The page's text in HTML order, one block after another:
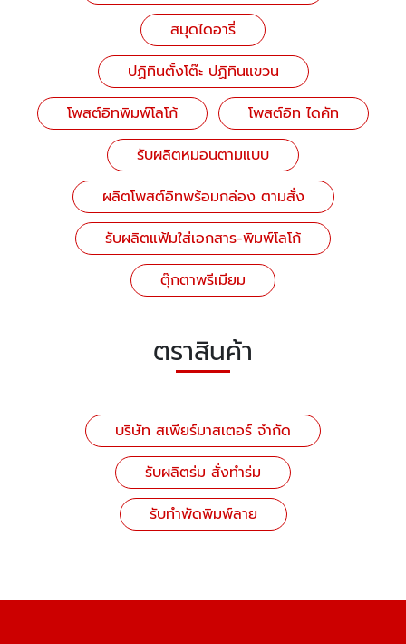
สมุดไดอารี่
ปฏิทินตั้งโต๊ะ ปฏิทินแขวน
โพสต์อิทพิมพ์โลโก้
โพสต์อิท ไดคัท
รับผลิตหมอนตามแบบ
ผลิตโพสต์อิทพร้อมกล่อง ตามสั่ง
รับผลิตแฟ้มใส่เอกสาร-พิมพ์โลโก้
ตุ๊กตาพรีเมียม
ตราสินค้า
บริษัท สเพียร์มาสเตอร์ จำกัด
รับผลิตร่ม สั่งทำร่ม
รับทำพัดพิมพ์ลาย